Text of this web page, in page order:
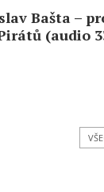
Bašta –
(audio